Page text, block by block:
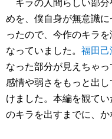
めを、僕自身が無意識
ったので、今作のキラ
なっていました。 福田己
なった部分が見えちゃ
感情や弱さをもっと出
けました。本編を観て
のキラを出すまでに、か